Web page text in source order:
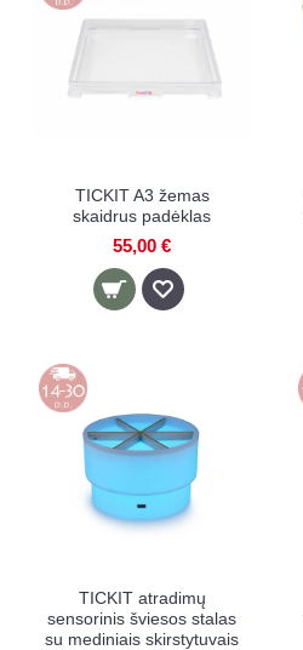
TICKIT A3 žemas
skaidrus padėklas
55,00 €
TICKIT atradimų
sensorinis šviesos stalas
su mediniais skirstytuvais